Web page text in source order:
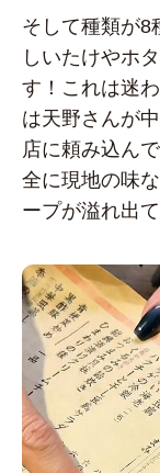
そして種類が8
しいたけやホ
す！これは迷
は天野さんが
店に頼み込ん
全に現地の味
ープが溢れ出て